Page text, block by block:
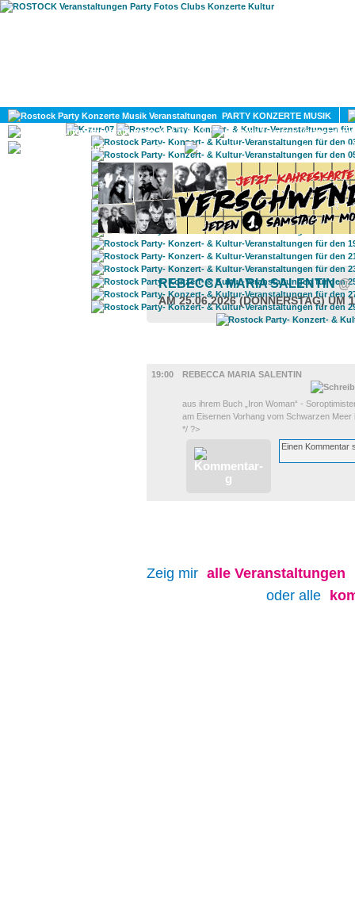
PARTY KONZERTE MUSIK
KULTUR
GAY
REBECCA MARIA SALENTIN@
AM 25.06.2026 (DONNERSTAG) UM
19:00
REBECCA MARIA SALENTIN
aus ihrem Buch „Iron Woman“ -
am Eisernen Vorhang vom Schwarzen
*/ ?>
Zeig mir alle Veranstaltungen
oder alle